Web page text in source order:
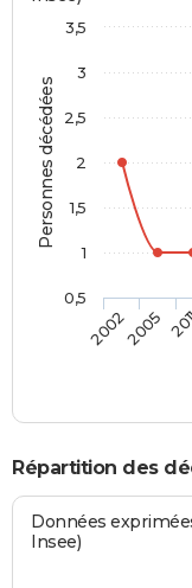
Personnes décédées
20022005
0,5
1
1,5
2
2,5
3
3,5
Répartition des
Données
Insee)